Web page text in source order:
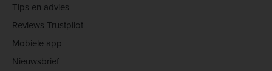
Tips en advies
Reviews Trustpilot
Mobiele app
Nieuwsbrief